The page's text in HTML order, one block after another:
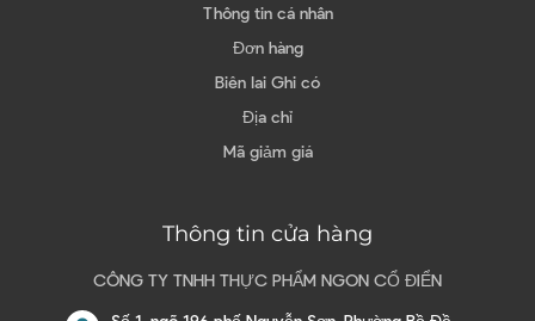
Thông tin cá nhân
Đơn hàng
Biên lai Ghi có
Địa chỉ
Mã giảm giá
Thông tin cửa hàng
CÔNG TY TNHH THỰC PHẨM NGON CỔ ĐIỂN